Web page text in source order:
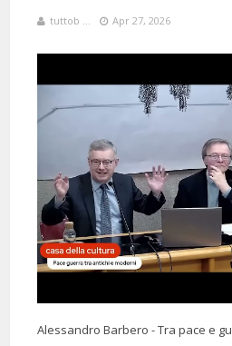
tuttob ... Apr 27, 2026
Alessandro Barbero - Tra pace e